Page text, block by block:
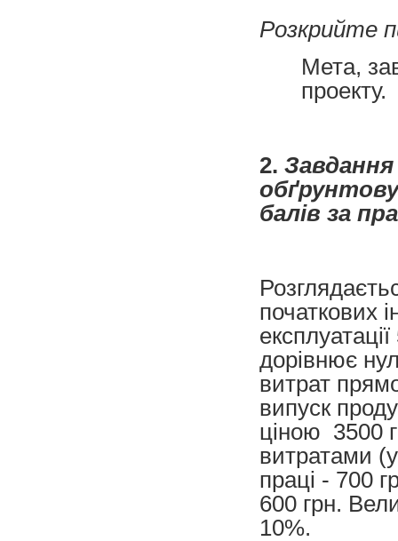
Розкрийте
Мета,
проекту.
2.
балів за
початкових
дорівнює
витрат
випуск
ціною 3500
витратами
праці - 700
600 грн.
10%.